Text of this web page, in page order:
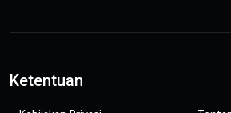
Ketentuan